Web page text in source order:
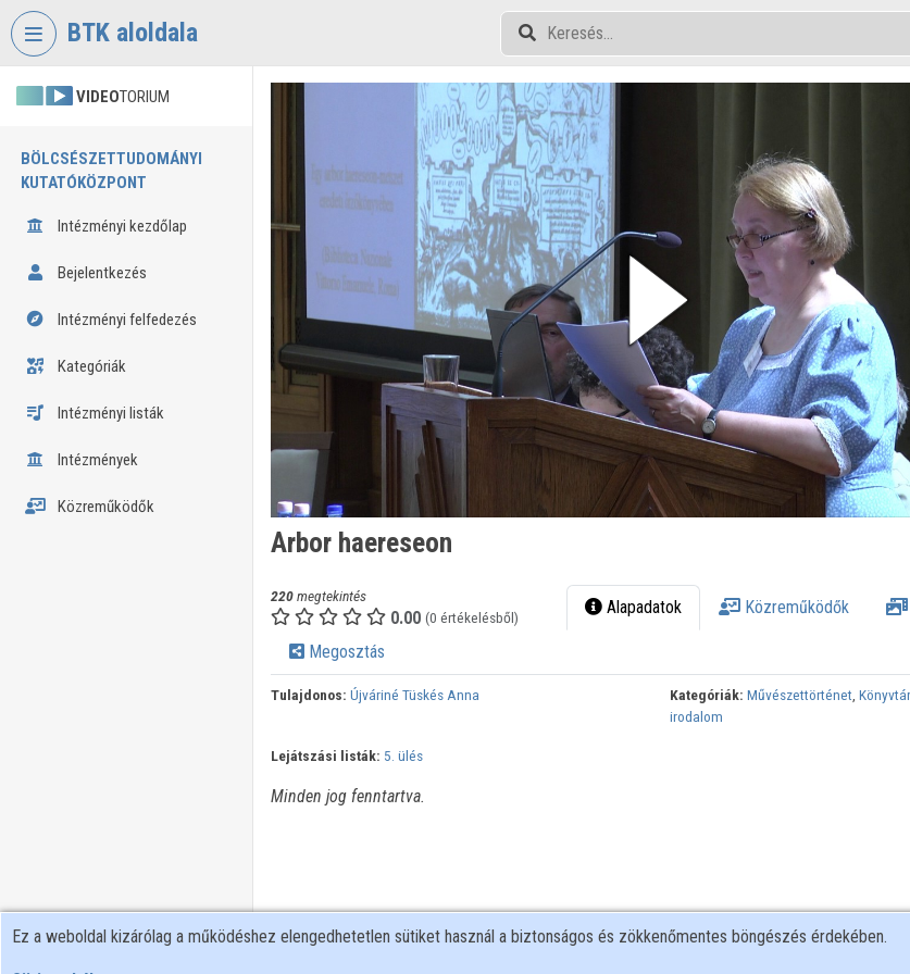
Fejléc kihagyása
BTK aloldala
VIDEOTORIUM
BÖLCSÉSZETTUDOMÁNYI
KUTATÓKÖZPONT
Intézményi kezdőlap
Bejelentkezés
Intézményi felfedezés
Kategóriák
Intézményi listák
Intézmények
Közreműködők
Arbor haereseon
220megtekintés
0.00 (0 értékelésből) Alapadatok Közreműködők
Megosztás
Tulajdonos: Újváriné Tüskés Anna Kategóriák: Művészettörténet,
irodalom
Lejátszási listák: 5. ülés
Minden jog fenntartva.
Ez a weboldal kizárólag a működéshez elengedhetetlen sütiket használ a biztonságos és zökkenőmentes böngészés érdekében.